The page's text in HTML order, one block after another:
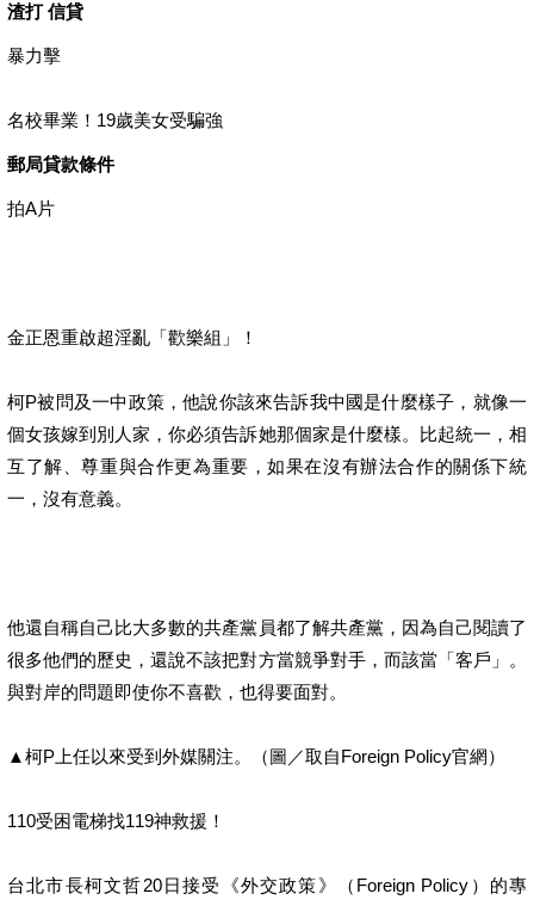
渣打 信貸
暴力擊
名校畢業！19歲美女受騙強
郵局貸款條件
拍A片
金正恩重啟超淫亂「歡樂組」！
柯P被問及一中政策，他說你該來告訴我中國是什麼樣子，就像一
個女孩嫁到別人家，你必須告訴她那個家是什麼樣。比起統一，相
互了解、尊重與合作更為重要，如果在沒有辦法合作的關係下統
一，沒有意義。
他還自稱自己比大多數的共產黨員都了解共產黨，因為自己閱讀了
很多他們的歷史，還說不該把對方當競爭對手，而該當「客戶」。
與對岸的問題即使你不喜歡，也得要面對。
▲柯P上任以來受到外媒關注。（圖／取自Foreign Policy官網）
110受困電梯找119神救援！
台北市長柯文哲20日接受《外交政策》（Foreign Policy）的專